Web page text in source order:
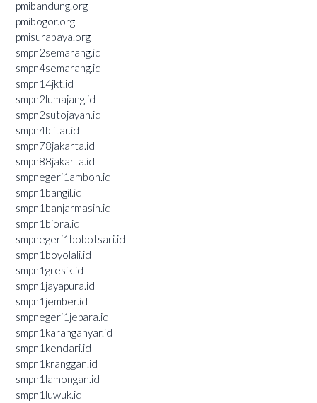
pmibandung.org
pmibogor.org
pmisurabaya.org
smpn2semarang.id
smpn4semarang.id
smpn14jkt.id
smpn2lumajang.id
smpn2sutojayan.id
smpn4blitar.id
smpn78jakarta.id
smpn88jakarta.id
smpnegeri1ambon.id
smpn1bangil.id
smpn1banjarmasin.id
smpn1biora.id
smpnegeri1bobotsari.id
smpn1boyolali.id
smpn1gresik.id
smpn1jayapura.id
smpn1jember.id
smpnegeri1jepara.id
smpn1karanganyar.id
smpn1kendari.id
smpn1kranggan.id
smpn1lamongan.id
smpn1luwuk.id